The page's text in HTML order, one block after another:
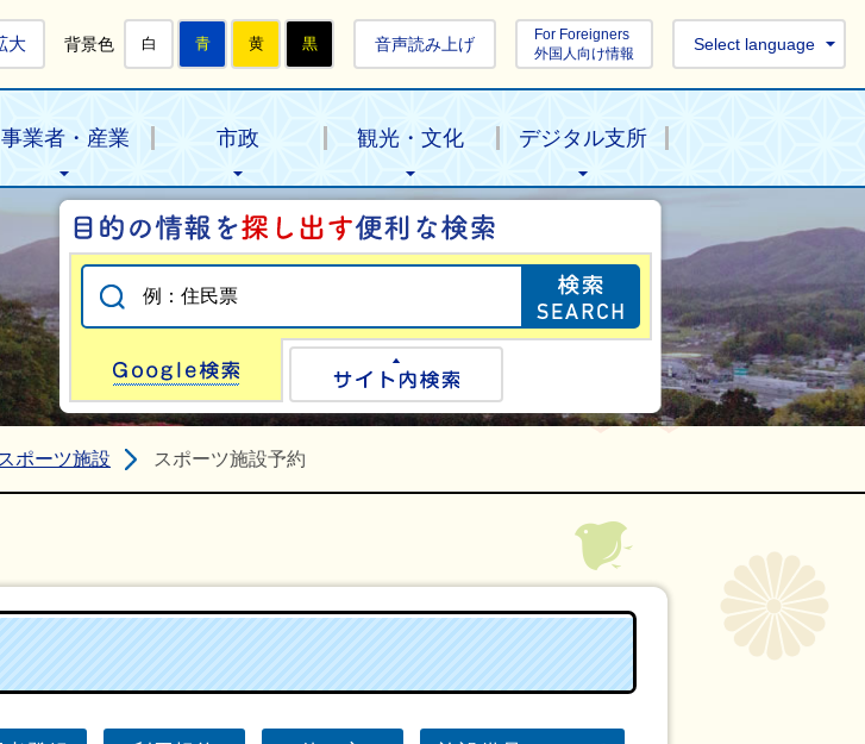
大 背景色 白 青 黄 黒 音声読み上げ
For Foreigners
外国人向け情報
Select language
事業者・産業 市政 観光・文化 デジタル支所
目的の情報を探
Google検索
スポーツ施設 スポーツ施設予約